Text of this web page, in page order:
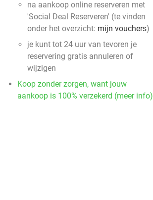
na aankoop online reserveren met
'Social Deal Reserveren' (te vinden
onder het overzicht: mijn vouchers)
je kunt tot 24 uur van tevoren je
reservering gratis annuleren of
wijzigen
Koop zonder zorgen, want jouw
aankoop is 100% verzekerd (meer info)